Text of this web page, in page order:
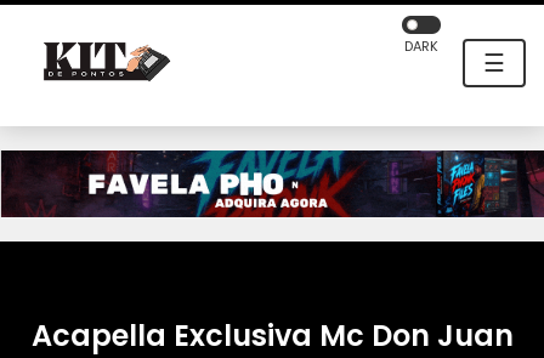
☰
DARK
Acapella Exclusiva Mc Don Juan